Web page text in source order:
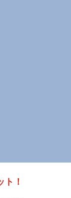
ト！